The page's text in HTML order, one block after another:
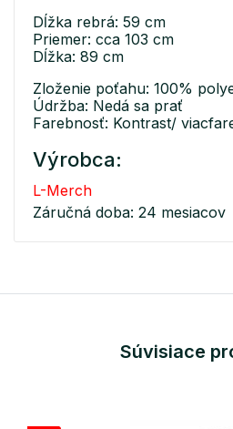
Dĺžka rebrá: 59 cm
Priemer: cca 103 cm
Dĺžka: 89 cm
Zloženie poťahu: 100%
Údržba: Nedá sa prať
Farebnosť: Kontrast/
Výrobca:
L-Merch
Záručná doba: 24 mesiacov
Súvisiace